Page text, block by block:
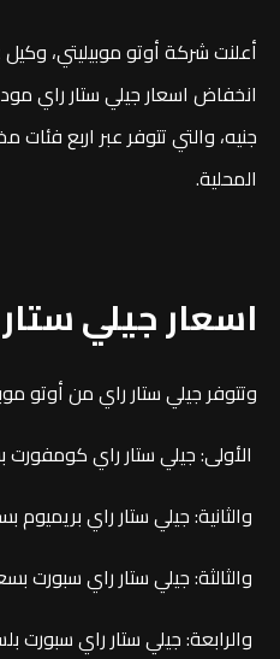
أعلنت شركة أوتو موبيليتي،
جنيه، والتي تتوفر عبر اربع
المحلية.
اسعار جيلي ستار
وتتوفر جيلي ستار راي من أوتو
الأولى: جيلي ستار راي كومفورت بسعر
والثانية: جيلي ستار راي بريميوم بسعر
والثالثة: جيلي ستار راي سبورت بسعر
والرابعة: جيلي ستار راي سبورت بلس